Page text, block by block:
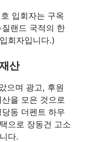
입회자는 구옥
랜드 국적의 한
회자입니다.)
산
으며 광고, 후원
을 모은 것으로
동 더펜트 하우
으로 장동건 고소
다.